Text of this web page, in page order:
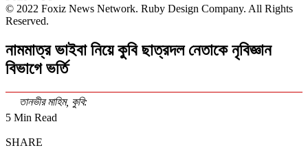
© 2022 Foxiz News Network. Ruby Design Company. All Rights
Reserved.
নামমাত্র ভাইবা নিয়ে কুবি ছাত্রদল নেতাকে নৃবিজ্ঞান
বিভাগে ভর্তি
তানভীর মাহিম, কুবি:
5 Min Read
SHARE